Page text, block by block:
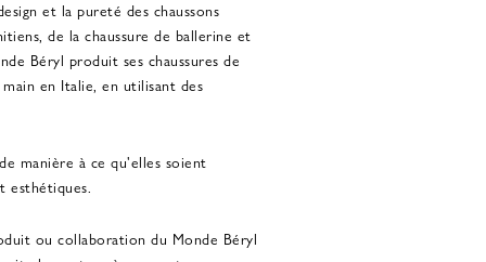
et la pureté des chaussons
de la chaussure de ballerine et
Béryl produit ses chaussures de
en Italie, en utilisant des
manière à ce qu'elles soient
esthétiques.
ou collaboration du Monde Béryl